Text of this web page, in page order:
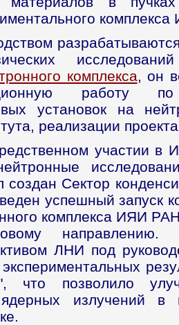
комплекса
комплекса, он
установок на
реализации
участии в
создан Сектор
успешный запуск
комплекса ИЯИ
направлению.
ЛНИ под
что позволило
ядерных излучений в